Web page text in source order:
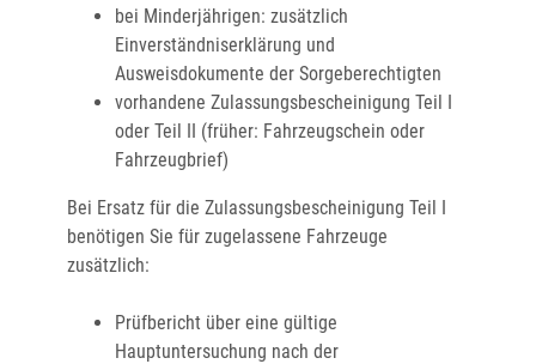
bei Minderjährigen: zusätzlich
Einverständniserklärung und
Ausweisdokumente der Sorgeberechtigten
vorhandene Zulassungsbescheinigung Teil I
oder Teil II (früher: Fahrzeugschein oder
Fahrzeugbrief)
Bei Ersatz für die Zulassungsbescheinigung Teil I
benötigen Sie für zugelassene Fahrzeuge
zusätzlich:
Prüfbericht über eine gültige
Hauptuntersuchung nach der